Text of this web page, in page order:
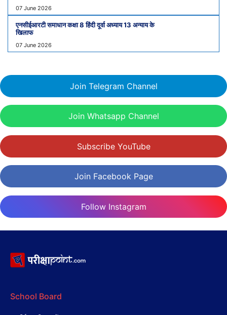
07 June 2026
एनसीईआरटी समाधान कक्षा 8 हिंदी दूर्वा अध्याय 13 अन्याय के
खिलाफ
07 June 2026
Join Telegram Channel
Join Whatsapp Channel
Subscribe YouTube
Join Facebook Page
Follow Instagram
School Board